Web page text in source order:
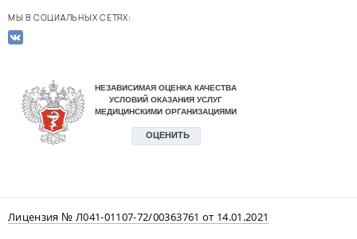
МЫ В СОЦИАЛЬНЫХ СЕТЯХ:
Лицензия № Л041-01107-72/00363761 от 14.01.2021